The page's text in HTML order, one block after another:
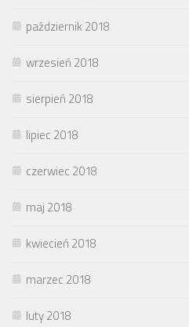
październik 2018
wrzesień 2018
sierpień 2018
lipiec 2018
czerwiec 2018
maj 2018
kwiecień 2018
marzec 2018
luty 2018